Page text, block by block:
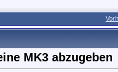
MK3 abzugeben